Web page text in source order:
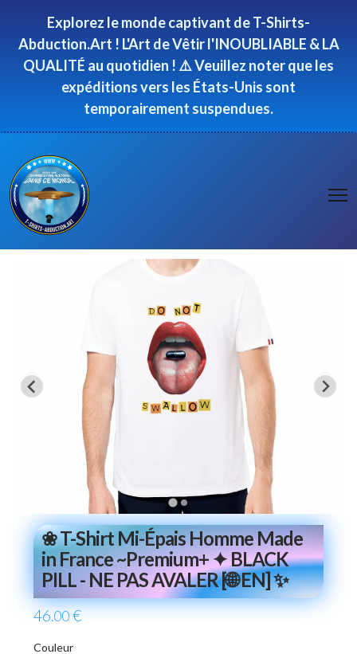
Explorez le monde captivant de T-Shirts-
Abduction.Art ! L'Art de Vêtir l'INOUBLIABLE & LA
QUALITÉ au quotidien ! ⚠️ Veuillez noter que les
expéditions vers les États-Unis sont
temporairement suspendues.
❀ T-Shirt Mi-Épais Homme Made
in France ~Premium+ ✦ BLACK
PILL - NE PAS AVALER [🌐 EN] ✨
46.00 €
Couleur